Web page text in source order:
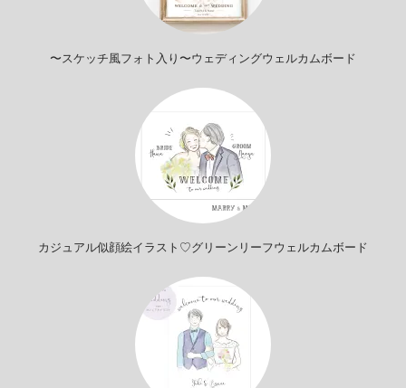
〜スケッチ風フォト入り〜ウェディングウェルカムボード
カジュアル似顔絵イラスト♡グリーンリーフウェルカムボード